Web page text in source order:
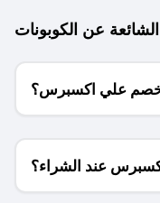
الشائعة عن الكوبونات
خصم علي اكسبرس؟
عند الشراء؟